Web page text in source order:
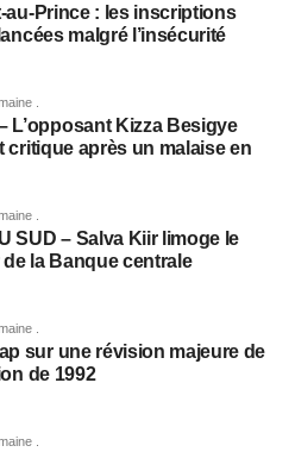
au-Prince : les inscriptions
malgré l’insécurité
.
L’opposant Kizza Besigye
critique après un malaise en
.
SUD – Salva Kiir limoge le
la Banque centrale
.
sur une révision majeure de
de 1992
.